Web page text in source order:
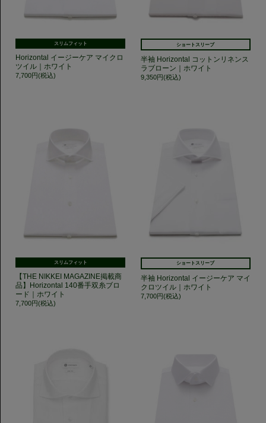
スリムフィット
Horizontal イージーケア マイクロ
ツイル｜ホワイト
7,700円(税込)
ショートスリーブ
半袖 Horizontal コットンリネンス
ラブローン｜ホワイト
9,350円(税込)
スリムフィット
【THE NIKKEI MAGAZINE掲載商
品】Horizontal 140番手双糸ブロ
ード｜ホワイト
7,700円(税込)
ショートスリーブ
半袖 Horizontal イージーケア マイ
クロツイル｜ホワイト
7,700円(税込)